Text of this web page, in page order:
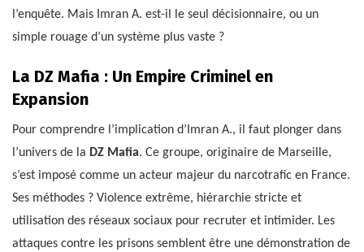
l’enquête. Mais Imran A. est-il le seul décisionnaire, ou un
simple rouage d’un système plus vaste ?
La DZ Mafia : Un Empire Criminel en
Expansion
Pour comprendre l’implication d’Imran A., il faut plonger dans
l’univers de la DZ Mafia. Ce groupe, originaire de Marseille,
s’est imposé comme un acteur majeur du narcotrafic en France.
Ses méthodes ? Violence extrême, hiérarchie stricte et
utilisation des réseaux sociaux pour recruter et intimider. Les
attaques contre les prisons semblent être une démonstration de